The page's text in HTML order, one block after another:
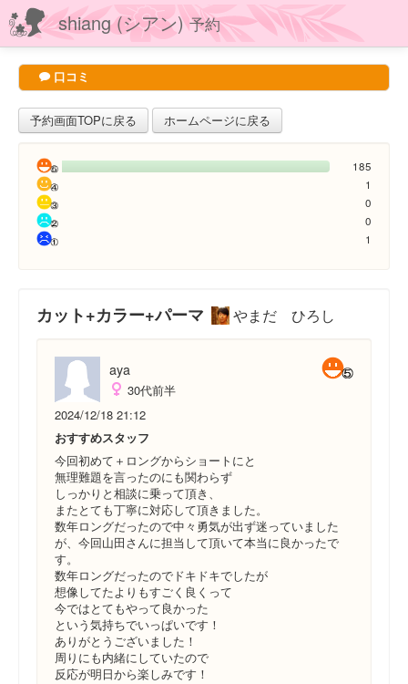
shiang (シアン)予約
口コミ
予約画面TOPに戻る ホームページに戻る
185
1
0
0
1
カット+カラー+パーマ やまだ ひろし
aya
30代前半
2024/12/18 21:12
おすすめスタッフ
今回初めて＋ロングからショートにと
無理難題を言ったのにも関わらず
しっかりと相談に乗って頂き、
またとても丁寧に対応して頂きました。
数年ロングだったので中々勇気が出ず迷っていました
が、今回山田さんに担当して頂いて本当に良かったで
す。
数年ロングだったのでドキドキでしたが
想像してたよりもすごく良くって
今ではとてもやって良かった
という気持ちでいっぱいです！
ありがとうございました！
周りにも内緒にしていたので
反応が明日から楽しみです！